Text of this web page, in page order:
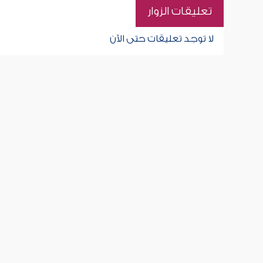
تعليقات الزوار
لا توجد تعليقات حتى الآن